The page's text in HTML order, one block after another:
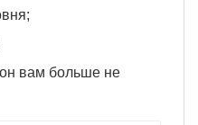
вам больше не